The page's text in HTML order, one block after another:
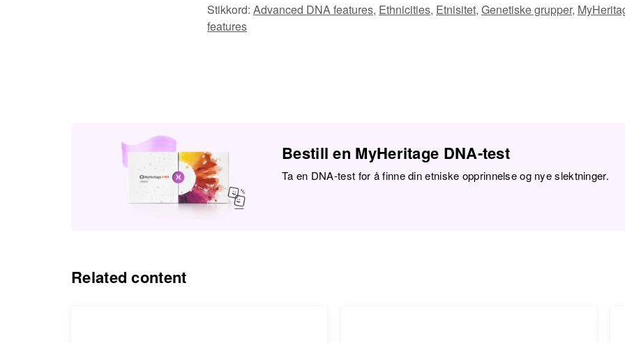
Stikkord: Advanced DNA features, Ethnicities, Etnisitet, Genetiske grupper,
features
Bestill en MyHeritage DNA-test
Ta en DNA-test for å finne din etniske opprinnelse og nye slektninger.
Related content